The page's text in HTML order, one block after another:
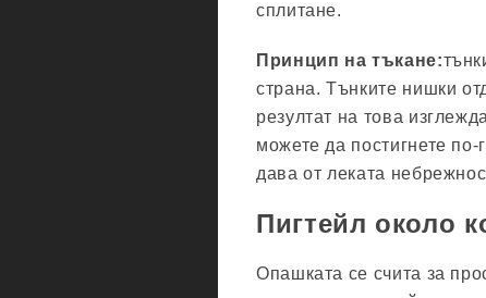
сплитане.
Принцип на тъкане:
страна. Тънките нишки
резултат на това
можете да постигнете
дава от леката
Пигтейл около
Опашката се счита за